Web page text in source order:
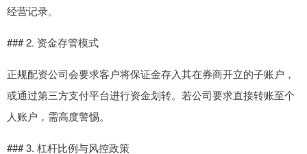
经营记录。
### 2. 资金存管模式
正规配资公司会要求客户将保证金存入其在券商开立的子账户，
或通过第三方支付平台进行资金划转。若公司要求直接转账至个
人账户，需高度警惕。
### 3. 杠杆比例与风控政策